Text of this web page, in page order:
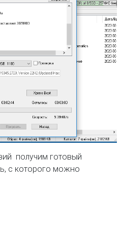
получим готовый
с которого можно